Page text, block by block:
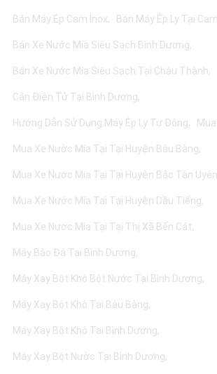
Bán Máy Ép Cam Inox Bán Máy Ép Ly Tại
Bán Xe Nước Mía Siêu Sạch Bình Dương
Bán Xe Nước Mía Siêu Sạch Tại Châu Thành
Cân Điện Tử Tại Bình Dương
Hướng Dẫn Sử Dụng Máy Ép Ly Tự Động
Mua Xe Nước Mía Tại Tại Huyện Bàu Bàng
Mua Xe Nước Mía Tại Tại Huyện Bắc Tân Uyên
Mua Xe Nước Mía Tại Tại Huyện Dầu Tiếng
Mua Xe Nước Mía Tại Tại Thị Xã Bến Cát
Máy Bào Đá Tại Bình Dương
Máy Xay Bột Khô Bột Nước Tại Bình Dương
Máy Xay Bột Khô Tại Bàu Bàng
Máy Xay Bột Khô Tại Bình Dương
Máy Xay Bột Nước Tại Bình Dương